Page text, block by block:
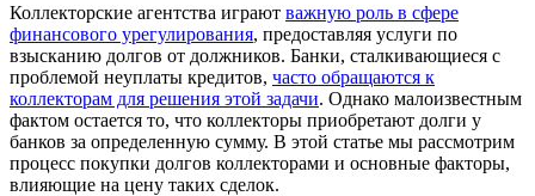
Коллекторские агентства играют важную роль в сфере
финансового урегулирования, предоставляя услуги по
взысканию долгов от должников. Банки, сталкивающиеся с
проблемой неуплаты кредитов, часто обращаются к
коллекторам для решения этой задачи. Однако малоизвестным
фактом остается то, что коллекторы приобретают долги у
банков за определенную сумму. В этой статье мы рассмотрим
процесс покупки долгов коллекторами и основные факторы,
влияющие на цену таких сделок.